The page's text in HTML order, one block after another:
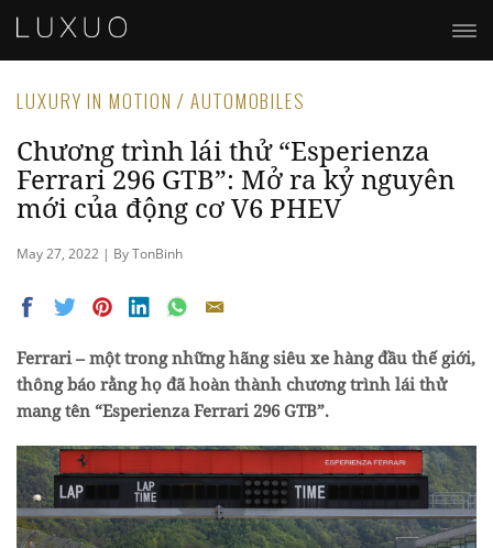
LUXURY IN MOTION / AUTOMOBILES
Chương trình lái thử “Esperienza
Ferrari 296 GTB”: Mở ra kỷ nguyên
mới của động cơ V6 PHEV
May 27, 2022 | By TonBinh
Ferrari – một trong những hãng siêu xe hàng đầu thế giới,
thông báo rằng họ đã hoàn thành chương trình lái thử
mang tên “Esperienza Ferrari 296 GTB”.